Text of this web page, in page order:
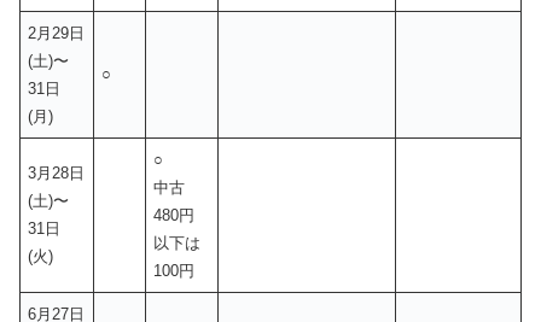
2月29日
(土)〜
31日
(月)
○
3月28日
(土)〜
31日
(火)
○
中古
480円
以下は
100円
6月27日